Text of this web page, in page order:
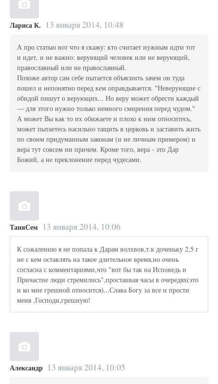
Лариса К. 13 января 2014, 10:48
А про статью вот что я скажу: кто считает нужным идти тот
и идет, и не важно: верующий человек или не верующий,
православный или не православный.
Похоже автор сам себе пытается объяснить зачем он туда
пошел и непонятно перед кем оправдывается. "Неверующие с
обидой пишут о верующих... Но веру может обрести каждый
— для этого нужно только немного смирения перед чудом."
А может Вы как то их обижаете и плохо к ним относитесь,
может пытаетесь насильно тащить в церковь и заставить жить
по своим придуманным законам (и не личным примером) и
вера тут совсем ни причем. Кроме того, вера - это Дар
Божий, а не преклонение перед чудесами.
ТаняСем 13 января 2014, 10:06
К сожалению я не попала к Дарам волхвов,т.к доченьку 2,5 г
не с кем оставлять на такое длительное время,но очень
согласна с комментариями,что "вот бы так на Исповедь и
Причастие люди стремились",простаивая часы в очередях(это
и ко мне грешной относится)...Слава Богу за все и прости
меня ,Господи,грешную!
Александр 13 января 2014, 10:05